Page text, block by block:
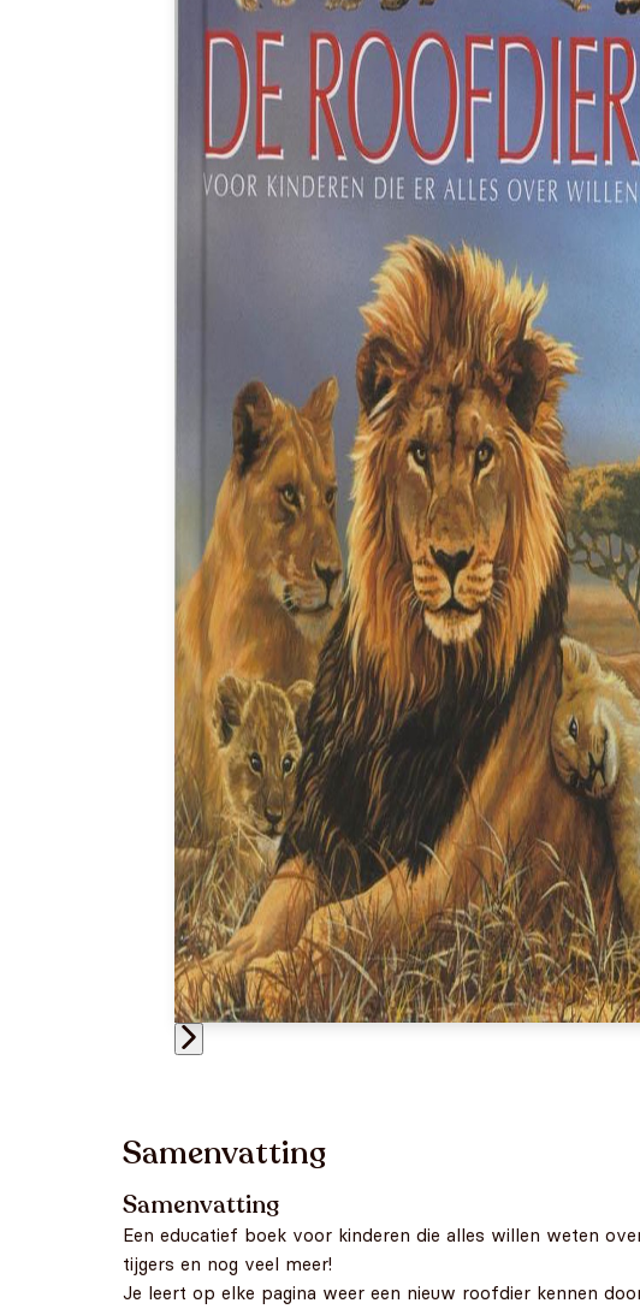
Samenvatting
Samenvatting
Een educatief boek voor kinderen die alles willen weten
tijgers en nog veel meer!
Je leert op elke pagina weer een nieuw roofdier kennen